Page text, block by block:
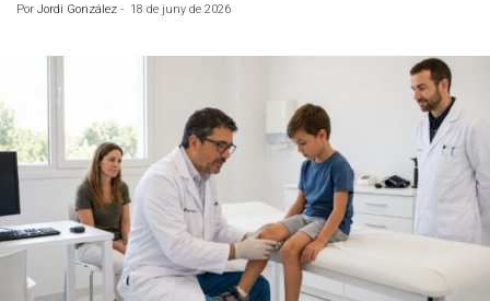
Por Jordi González - 18 de juny de 2026